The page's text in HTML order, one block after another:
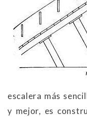
escalera más
y mejor, es